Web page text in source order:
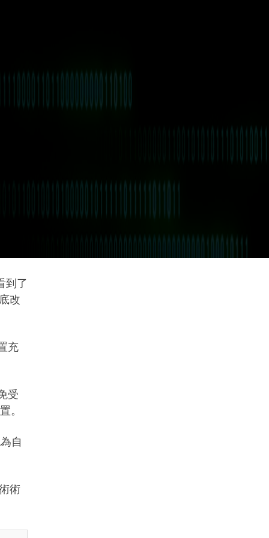
到了
改
充
受
。
自
術